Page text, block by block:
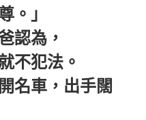
。」
認為，
不犯法。
名車，出手闊